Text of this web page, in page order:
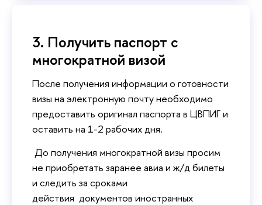
3. Получить паспорт с
многократной визой
После получения информации о готовности
визы на электронную почту необходимо
предоставить оригинал паспорта в ЦВПИГ и
оставить на 1-2 рабочих дня.
До получения многократной визы просим
не приобретать заранее авиа и ж/д билеты
и следить за сроками
действия документов иностранных